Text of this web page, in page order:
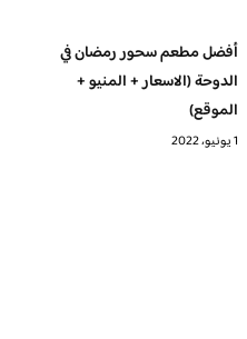
أفضل مطعم سحور رمضان في
الدوحة (الاسعار + المنيو +
الموقع)
1 يونيو، 2022